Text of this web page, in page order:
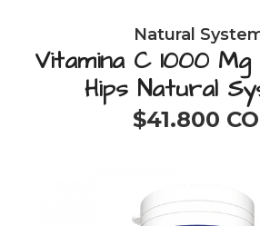
Natural
Vitamina C 1000
Hips Natural
$41.800